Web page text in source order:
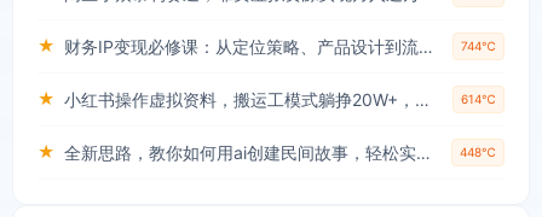
★ 财务IP变现必修课：从定位策略、产品设计到流量变现形成完整闭环 744℃
★ 小红书操作虚拟资料，搬运工模式躺挣20W+，互联网的低成本路子！ 614℃
★ 全新思路，教你如何用ai创建民间故事，轻松实现月入过万【揭秘】 448℃